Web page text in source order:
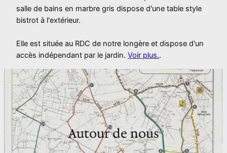
salle de bains en marbre gris dispose d'une table style
bistrot à l'extérieur.
Elle est située au RDC de notre longère et dispose d'un
accès indépendant par le jardin. Voir plus..
Autour de nous